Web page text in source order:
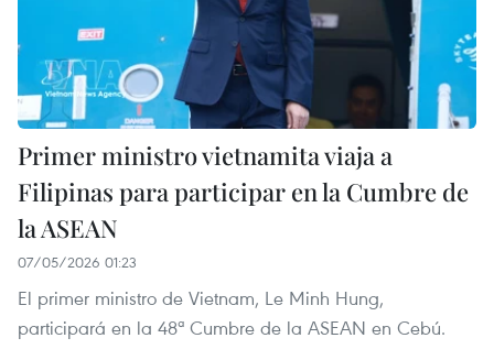
Primer ministro vietnamita viaja a
Filipinas para participar en la Cumbre de
la ASEAN
07/05/2026 01:23
El primer ministro de Vietnam, Le Minh Hung,
participará en la 48ª Cumbre de la ASEAN en Cebú.